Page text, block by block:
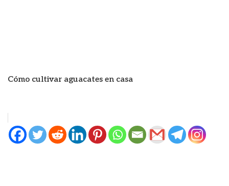
Cómo cultivar aguacates en casa